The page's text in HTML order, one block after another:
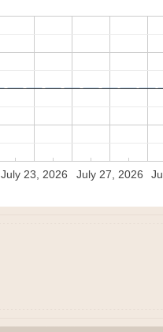
July 23, 2026 July 27, 2026